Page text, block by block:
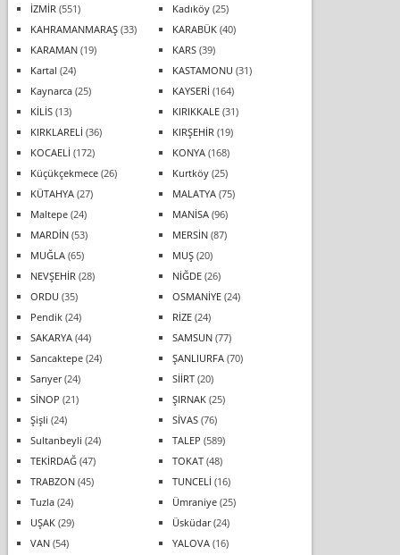
İZMİR (551) Kadıköy(25)
KAHRAMANMARAŞ(33) KARABÜK(40)
KARAMAN(19) KARS(39)
Kartal (24) KASTAMONU (31)
Kaynarca(25) KAYSERİ (164)
KİLİS(13) KIRIKKALE(31)
KIRKLARELİ (36) KIRŞEHİR (19)
KOCAELİ (172) KONYA(168)
Küçükçekmece(26) Kurtköy(25)
KÜTAHYA(27) MALATYA(75)
Maltepe(24) MANİSA(96)
MARDİN(53) MERSİN(87)
MUĞLA(65) MUŞ(20)
NEVŞEHİR (28) NİĞDE(26)
ORDU (35) OSMANİYE(24)
Pendik(24) RİZE(24)
SAKARYA(44) SAMSUN(77)
Sancaktepe(24) ŞANLIURFA(70)
Sarıyer(24) SİİRT(20)
SİNOP (21) ŞIRNAK(25)
Şişli (24) SİVAS(76)
Sultanbeyli (24) TALEP (589)
TEKİRDAĞ(47) TOKAT(48)
TRABZON(45) TUNCELİ (16)
Tuzla(24) Ümraniye(25)
UŞAK(29) Üsküdar(24)
VAN(54) YALOVA(16)